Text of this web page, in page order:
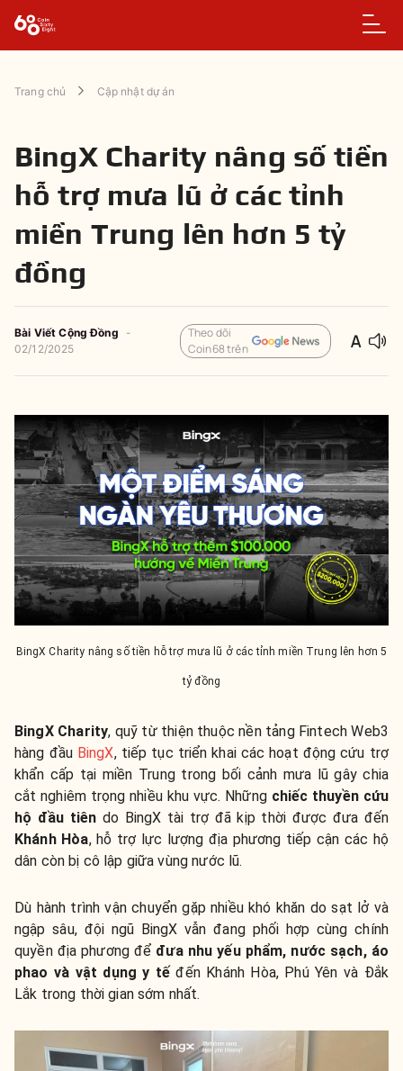
Trang chủ Cập nhật dự án
BingX Charity nâng số tiền
hỗ trợ mưa lũ ở các tỉnh
miền Trung lên hơn 5 tỷ
đồng
Bài Viết Cộng Đồng
-
02/12/2025
Theo dõi
Coin68 trên
BingX Charity nâng số tiền hỗ trợ mưa lũ ở các tỉnh miền Trung lên hơn 5
tỷ đồng
BingX Charity, quỹ từ thiện thuộc nền tảng Fintech Web3
hàng đầu BingX, tiếp tục triển khai các hoạt động cứu trợ
khẩn cấp tại miền Trung trong bối cảnh mưa lũ gây chia
cắt nghiêm trọng nhiều khu vực. Những chiếc thuyền cứu
hộ đầu tiên do BingX tài trợ đã kịp thời được đưa đến
Khánh Hòa, hỗ trợ lực lượng địa phương tiếp cận các hộ
dân còn bị cô lập giữa vùng nước lũ.
Dù hành trình vận chuyển gặp nhiều khó khăn do sạt lở và
ngập sâu, đội ngũ BingX vẫn đang phối hợp cùng chính
quyền địa phương để đưa nhu yếu phẩm, nước sạch, áo
phao và vật dụng y tế đến Khánh Hòa, Phú Yên và Đắk
Lắk trong thời gian sớm nhất.